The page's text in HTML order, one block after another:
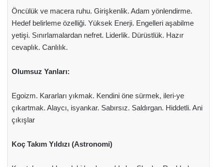
Öncülük ve macera ruhu. Girişkenlik. Adam yönlendirme.
Hedef belirleme özelliği. Yüksek Enerji. Engelleri aşabilme
yetişi. Sınırlamalardan nefret. Liderlik. Dürüstlük. Hazır
cevaplık. Canlılık.
Olumsuz Yanları:
Egoizm. Kararları yıkmak. Kendini öne sürmek, ileri-ye
çıkartmak. Alaycı, isyankar. Sabırsız. Saldırgan. Hiddetli. Ani
çıkışlar
Koç Takım Yıldızı (Astronomi)